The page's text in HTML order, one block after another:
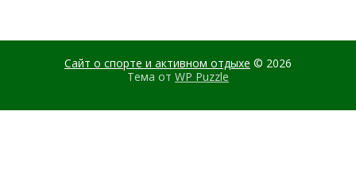
Сайт о спорте и активном отдыхе © 2026
Тема от WP Puzzle